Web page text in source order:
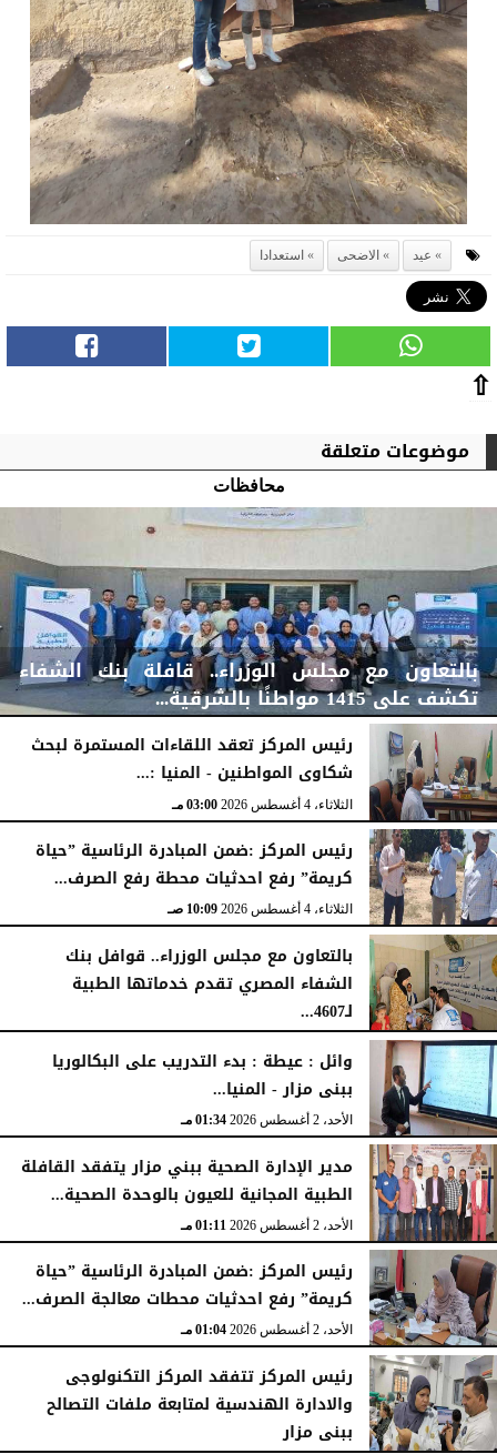
عيد الاضحى استعدادا
⇧
موضوعات متعلقة
محافظات
بالتعاون مع مجلس الوزراء.. قافلة بنك الشفاء
تكشف على 1415 مواطنًا بالشرقية...
الخميس، 6 أغسطس 2026 04:59 مـ
رئيس المركز تعقد اللقاءات المستمرة لبحث
شكاوى المواطنين - المنيا :...
الثلاثاء، 4 أغسطس 2026 03:00 مـ
رئيس المركز :ضمن المبادرة الرئاسية ”حياة
كريمة” رفع احدثيات محطة رفع الصرف...
الثلاثاء، 4 أغسطس 2026 10:09 صـ
بالتعاون مع مجلس الوزراء.. قوافل بنك
الشفاء المصري تقدم خدماتها الطبية
لـ4607...
الإثنين، 3 أغسطس 2026
وائل : عيطة : بدء التدريب على البكالوريا
ببنى مزار - المنيا...
الأحد، 2 أغسطس 2026 01:34 مـ
مدير الإدارة الصحية ببني مزار يتفقد القافلة
الطبية المجانية للعيون بالوحدة الصحية...
الأحد، 2 أغسطس 2026 01:11 مـ
رئيس المركز :ضمن المبادرة الرئاسية ”حياة
كريمة” رفع احدثيات محطات معالجة الصرف...
الأحد، 2 أغسطس 2026 01:04 مـ
رئيس المركز تتفقد المركز التكنولوجى
والادارة الهندسية لمتابعة ملفات التصالح
ببنى مزار